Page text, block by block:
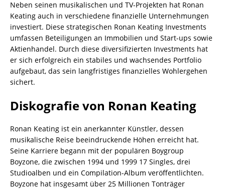
Neben seinen musikalischen und TV-Projekten hat Ronan
Keating auch in verschiedene finanzielle Unternehmungen
investiert. Diese strategischen Ronan Keating Investments
umfassen Beteiligungen an Immobilien und Start-ups sowie
Aktienhandel. Durch diese diversifizierten Investments hat
er sich erfolgreich ein stabiles und wachsendes Portfolio
aufgebaut, das sein langfristiges finanzielles Wohlergehen
sichert.
Diskografie von Ronan Keating
Ronan Keating ist ein anerkannter Künstler, dessen
musikalische Reise beeindruckende Höhen erreicht hat.
Seine Karriere begann mit der populären Boygroup
Boyzone, die zwischen 1994 und 1999 17 Singles, drei
Studioalben und ein Compilation-Album veröffentlichten.
Boyzone hat insgesamt über 25 Millionen Tonträger